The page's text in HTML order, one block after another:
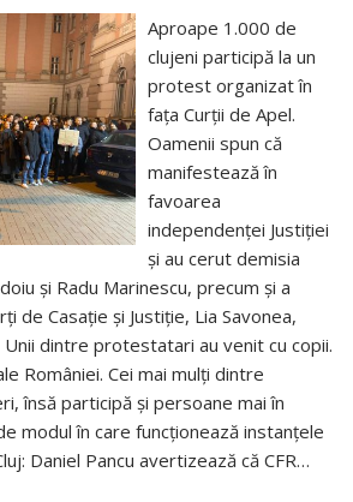
Aproape 1.000 de
clujeni participă la un
protest organizat în
fața Curții de Apel.
Oamenii spun că
manifestează în
favoarea
independenței Justiției
și au cerut demisia
și Radu Marinescu, precum și a
de Casație și Justiție, Lia Savonea,
Unii dintre protestatari au venit cu copii.
României. Cei mai mulți dintre
însă participă și persoane mai în
modul în care funcționează instanțele
Daniel Pancu avertizează că CFR…